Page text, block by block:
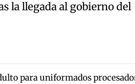
la llegada al gobierno del
para uniformados